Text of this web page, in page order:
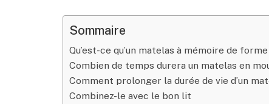
Sommaire
Qu’est-ce qu’un matelas à mémoire de forme
Combien de temps durera un matelas en
Comment prolonger la durée de vie d’un
Combinez-le avec le bon lit